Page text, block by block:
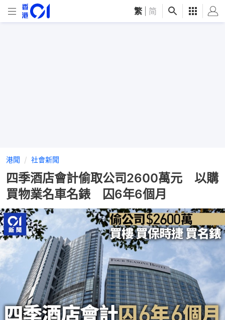
繁 简
港聞 社會新聞
四季酒店會計偷取公司2600萬元 以購
買物業名車名錶 囚6年6個月